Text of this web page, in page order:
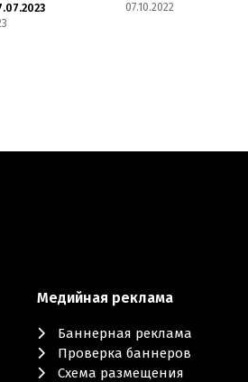
07.10.2022
Медийная реклама
Баннерная реклама
Проверка баннеров
Схема размещения